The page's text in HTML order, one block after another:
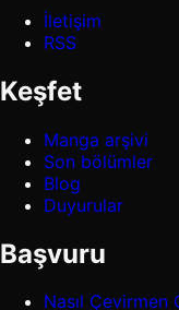
İletişim
RSS
Keşfet
Manga arşivi
Son bölümler
Blog
Duyurular
Başvuru
Nasıl Çevirmen